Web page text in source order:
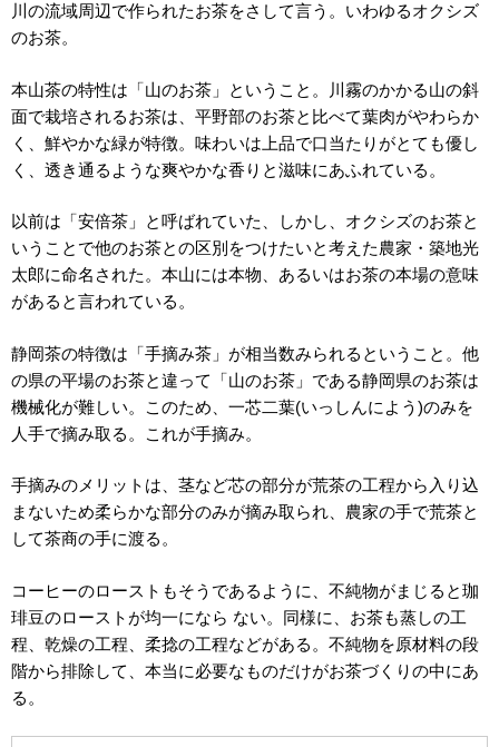
川の流域周辺で作られたお茶をさして言う。いわゆるオクシズ
のお茶。
本山茶の特性は「山のお茶」ということ。川霧のかかる山の斜
面で栽培されるお茶は、平野部のお茶と比べて葉肉がやわらか
く、鮮やかな緑が特徴。味わいは上品で口当たりがとても優し
く、透き通るような爽やかな香りと滋味にあふれている。
以前は「安倍茶」と呼ばれていた、しかし、オクシズのお茶と
いうことで他のお茶との区別をつけたいと考えた農家・築地光
太郎に命名された。本山には本物、あるいはお茶の本場の意味
があると言われている。
静岡茶の特徴は「手摘み茶」が相当数みられるということ。他
の県の平場のお茶と違って「山のお茶」である静岡県のお茶は
機械化が難しい。このため、一芯二葉(いっしんによう)のみを
人手で摘み取る。これが手摘み。
手摘みのメリットは、茎など芯の部分が荒茶の工程から入り込
まないため柔らかな部分のみが摘み取られ、農家の手で荒茶と
して茶商の手に渡る。
コーヒーのローストもそうであるように、不純物がまじると珈
琲豆のローストが均一になら ない。同様に、お茶も蒸しの工
程、乾燥の工程、柔捻の工程などがある。不純物を原材料の段
階から排除して、本当に必要なものだけがお茶づくりの中にあ
る。